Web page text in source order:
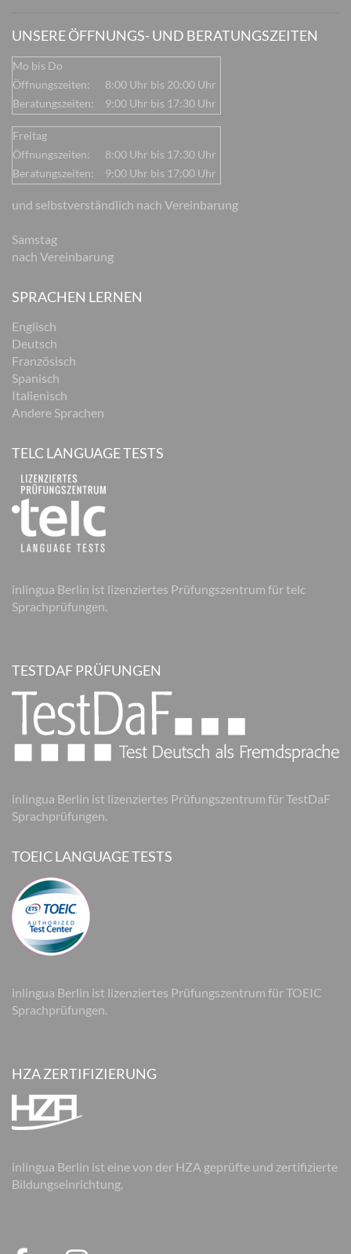
UNSERE ÖFFNUNGS- UND BERATUNGSZEITEN
Mo bis Do
Öffnungszeiten:
8:00 Uhr bis 20:00 Uhr
Beratungszeiten:
9:00 Uhr bis 17:30 Uhr
Freitag
Öffnungszeiten:
8:00 Uhr bis 17:30 Uhr
Beratungszeiten:
9:00 Uhr bis 17:00 Uhr
und selbstverständlich nach Vereinbarung
Samstag
nach Vereinbarung
SPRACHEN LERNEN
Englisch
Deutsch
Französisch
Spanisch
Italienisch
Andere Sprachen
TELC LANGUAGE TESTS
inlingua Berlin ist lizenziertes Prüfungszentrum für telc
Sprachprüfungen.
TESTDAF PRÜFUNGEN
inlingua Berlin ist lizenziertes Prüfungszentrum für TestDaF
Sprachprüfungen.
TOEIC LANGUAGE TESTS
inlingua Berlin ist lizenziertes Prüfungszentrum für TOEIC
Sprachprüfungen.
HZA ZERTIFIZIERUNG
inlingua Berlin ist eine von der HZA geprüfte und zertifizierte
Bildungseinrichtung.